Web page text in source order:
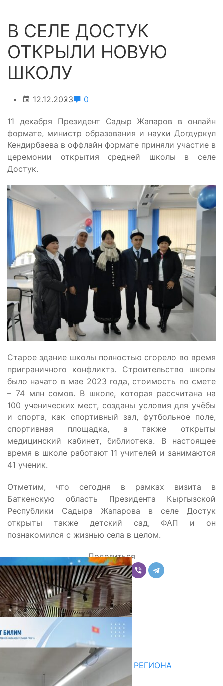
В СЕЛЕ ДОСТУК
ОТКРЫЛИ НОВУЮ
ШКОЛУ
12.12.2023 0
11 декабря Президент Садыр Жапаров в онлайн
формате, министр образования и науки Догдуркүл
Кендирбаева в оффлайн формате приняли участие в
церемонии открытия средней школы в селе
Достук.
Старое здание школы полностью сгорело во время
приграничного конфликта. Строительство школы
было начато в мае 2023 года, стоимость по смете
– 74 млн сомов. В школе, которая рассчитана на
100 ученических мест, созданы условия для учёбы
и спорта, как спортивный зал, футбольное поле,
спортивная площадка, а также открыты
медицинский кабинет, библиотека. В настоящее
время в школе работают 11 учителей и занимаются
41 ученик.
Отметим, что сегодня в рамках визита в
Баткенскую область Президента Кыргызской
Республики Садыра Жапарова в селе Достук
открыты также детский сад, ФАП и он
познакомился с жизнью села в целом.
Поделиться
Комментарии
Последние новости
НЕДЕЛЯ В ОБЗОРЕ
07.08.2026
ДЛЯ МЕТОДИСТОВ ЮЖНОГО РЕГИОНА
НАЧАЛОСЬ ОБУЧЕНИЕ